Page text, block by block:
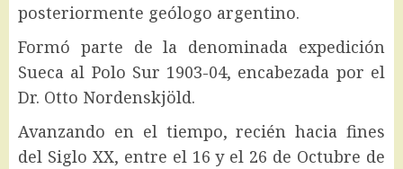
posteriormente geólogo argentino.
Formó parte de la denominada expedición
Sueca al Polo Sur 1903-04, encabezada por el
Dr. Otto Nordenskjöld.
Avanzando en el tiempo, recién hacia fines
del Siglo XX, entre el 16 y el 26 de Octubre de